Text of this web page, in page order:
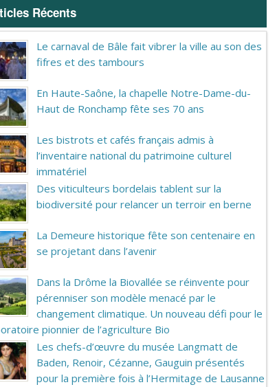
Récents
Le carnaval de Bâle fait vibrer la ville au son des
fifres et des tambours
En Haute-Saône, la chapelle Notre-Dame-du-
Haut de Ronchamp fête ses 70 ans
Les bistrots et cafés français admis à
l’inventaire national du patrimoine culturel
immatériel
Des viticulteurs bordelais tablent sur la
biodiversité pour relancer un terroir en berne
La Demeure historique fête son centenaire en
se projetant dans l’avenir
Dans la Drôme la Biovallée se réinvente pour
pérenniser son modèle menacé par le
changement climatique. Un nouveau défi pour le
pionnier de l’agriculture Bio
Les chefs-d’œuvre du musée Langmatt de
Baden, Renoir, Cézanne, Gauguin présentés
pour la première fois à l’Hermitage de Lausanne